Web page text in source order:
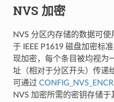
NVS 加密
NVS 分区内存储的数据可使
于 IEEE P1619 磁盘加密标
现加密，每个条目被均视为
址（相对于分区开头）传递
可通过
NVS 加密所需的密钥存储